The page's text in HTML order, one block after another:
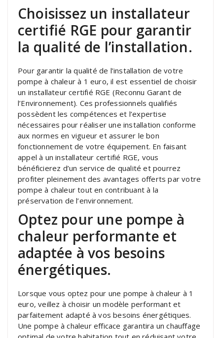
Choisissez un installateur
certifié RGE pour garantir
la qualité de l’installation.
Pour garantir la qualité de l’installation de votre
pompe à chaleur à 1 euro, il est essentiel de choisir
un installateur certifié RGE (Reconnu Garant de
l’Environnement). Ces professionnels qualifiés
possèdent les compétences et l’expertise
nécessaires pour réaliser une installation conforme
aux normes en vigueur et assurer le bon
fonctionnement de votre équipement. En faisant
appel à un installateur certifié RGE, vous
bénéficierez d’un service de qualité et pourrez
profiter pleinement des avantages offerts par votre
pompe à chaleur tout en contribuant à la
préservation de l’environnement.
Optez pour une pompe à
chaleur performante et
adaptée à vos besoins
énergétiques.
Lorsque vous optez pour une pompe à chaleur à 1
euro, veillez à choisir un modèle performant et
parfaitement adapté à vos besoins énergétiques.
Une pompe à chaleur efficace garantira un chauffage